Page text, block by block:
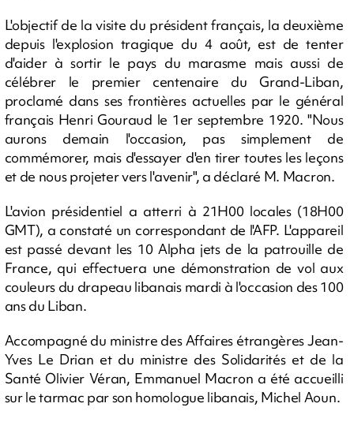
L'objectif de la visite du président français, la deuxième
depuis l'explosion tragique du 4 août, est de tenter
d'aider à sortir le pays du marasme mais aussi de
célébrer le premier centenaire du Grand-Liban,
proclamé dans ses frontières actuelles par le général
français Henri Gouraud le 1er septembre 1920. "Nous
aurons demain l'occasion, pas simplement de
commémorer, mais d'essayer d'en tirer toutes les leçons
et de nous projeter vers l'avenir", a déclaré M. Macron.
L'avion présidentiel a atterri à 21H00 locales (18H00
GMT), a constaté un correspondant de l'AFP. L'appareil
est passé devant les 10 Alpha jets de la patrouille de
France, qui effectuera une démonstration de vol aux
couleurs du drapeau libanais mardi à l'occasion des 100
ans du Liban.
Accompagné du ministre des Affaires étrangères Jean-
Yves Le Drian et du ministre des Solidarités et de la
Santé Olivier Véran, Emmanuel Macron a été accueilli
sur le tarmac par son homologue libanais, Michel Aoun.